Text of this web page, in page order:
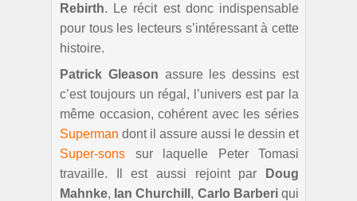
Rebirth. Le récit est donc indispensable
pour tous les lecteurs s’intéressant à cette
histoire.
Patrick Gleason assure les dessins est
c’est toujours un régal, l’univers est par la
même occasion, cohérent avec les séries
Superman dont il assure aussi le dessin et
Super-sons sur laquelle Peter Tomasi
travaille. Il est aussi rejoint par
Doug
Mahnke, Ian Churchill , Carlo Barberiqui